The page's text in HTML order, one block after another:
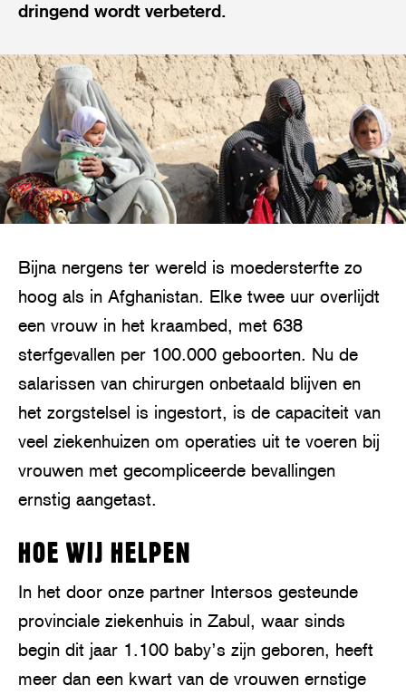
dringend wordt verbeterd.
Bijna nergens ter wereld is moedersterfte zo
hoog als in Afghanistan. Elke twee uur overlijdt
een vrouw in het kraambed, met 638
sterfgevallen per 100.000 geboorten. Nu de
salarissen van chirurgen onbetaald blijven en
het zorgstelsel is ingestort, is de capaciteit van
veel ziekenhuizen om operaties uit te voeren bij
vrouwen met gecompliceerde bevallingen
ernstig aangetast.
HOE WIJ HELPEN
In het door onze partner Intersos gesteunde
provinciale ziekenhuis in Zabul, waar sinds
begin dit jaar 1.100 baby’s zijn geboren, heeft
meer dan een kwart van de vrouwen ernstige